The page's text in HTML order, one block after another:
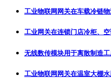
工业物联网网关在车载冷链
工业网关在连锁门店冷柜、
无线数传模块用于离散制造
工业物联网网关在温室大棚